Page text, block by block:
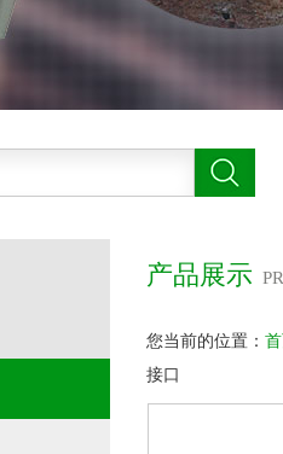
产品展示
您当前的位置：
接口